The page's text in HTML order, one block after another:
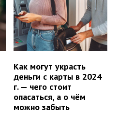
Как могут украсть
деньги с карты в 2024
г. — чего стоит
опасаться, а о чём
можно забыть